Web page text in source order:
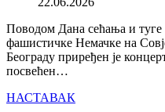
Поводом Дана сећања и
фашистичке Немачке на
Београду приређен је
посвећен…
НАСТАВАК